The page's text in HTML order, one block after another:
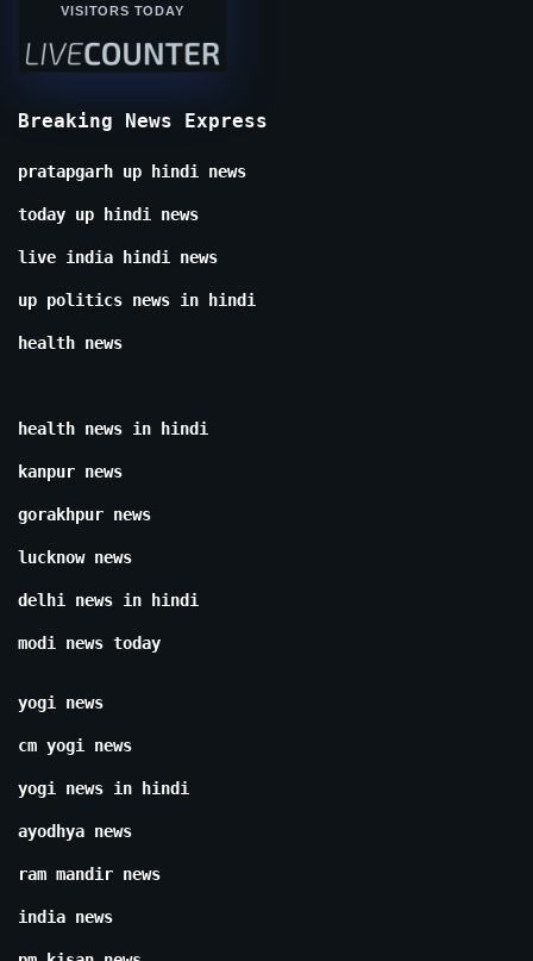
VISITORS TODAY
Breaking News Express
pratapgarh up hindi news
today up hindi news
live india hindi news
up politics news in hindi
health news
health news in hindi
kanpur news
gorakhpur news
lucknow news
delhi news in hindi
modi news today
yogi news
cm yogi news
yogi news in hindi
ayodhya news
ram mandir news
india news